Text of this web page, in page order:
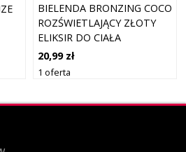
BIELENDA BRONZING COCO
ROZŚWIETLAJĄCY ZŁOTY
ELIKSIR DO CIAŁA
20,99 zł
1 oferta